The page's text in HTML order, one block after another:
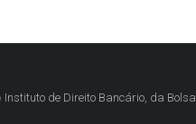
Instituto de Direito Bancário, da